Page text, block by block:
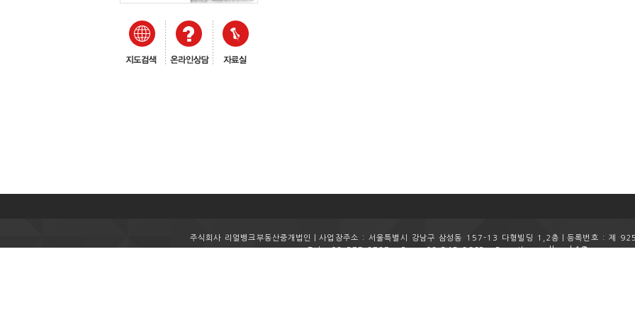
주식회사 리얼뱅크부동산중개법인ㅣ사업장주소 : 서울특별시 강남구 삼성동 157-13 다형빌딩 1,2층ㅣ등록번호 : 제
Tel : 02-577-2727
Fax : 02-545-8665 E-mail :